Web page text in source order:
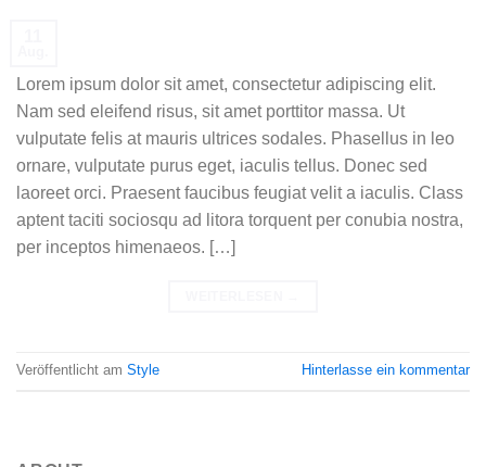
Lorem ipsum dolor sit amet, consectetur adipiscing elit.
Nam sed eleifend risus, sit amet porttitor massa. Ut
vulputate felis at mauris ultrices sodales. Phasellus in leo
ornare, vulputate purus eget, iaculis tellus. Donec sed
laoreet orci. Praesent faucibus feugiat velit a iaculis. Class
aptent taciti sociosqu ad litora torquent per conubia nostra,
per inceptos himenaeos. […]
Veröffentlicht am Style Hinterlasse ein kommentar